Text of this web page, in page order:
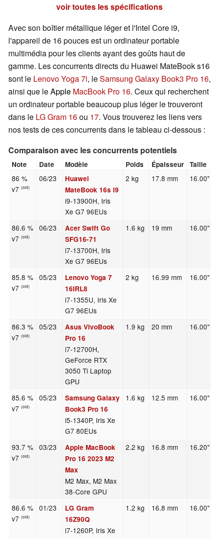
voir toutes les spécifications
Avec son boîtier métallique léger et l'Intel Core i9,
l'appareil de 16 pouces est un ordinateur portable
multimédia pour les clients ayant des goûts haut de
gamme. Les concurrents directs du Huawei MateBook s16
sont le Lenovo Yoga 7i, leSamsung Galaxy Book3 Pro 16,
ainsi que leApple MacBook Pro 16. Ceux qui recherchent
un ordinateur portable beaucoup plus léger le trouveront
dans le LG Gram 16ou 17. Vous trouverez les liens vers
nos tests de ces concurrents dans le tableau ci-dessous :
Comparaison avec les concurrents potentiels
Note Date Modèle Poids Épaisseur Taille
86 %
v7(old)
06/23
Huawei
MateBook 16s i9
i9-13900H, Iris
Xe G7 96EUs
2 kg 17.8 mm 16.00"
86.6 %
v7(old)
06/23
Acer Swift Go
SFG16-71
i7-13700H, Iris
Xe G7 96EUs
1.6 kg 19 mm 16.00"
85.8 %
v7(old)
05/23
Lenovo Yoga 7
16IRL8
i7-1355U, Iris Xe
G7 96EUs
2 kg 16.99 mm 16.00"
86.3 %
v7(old)
05/23
Asus VivoBook
Pro 16
i7-12700H,
GeForce RTX
3050 Ti Laptop
GPU
1.9 kg 20 mm 16.00"
85.6 %
v7(old)
05/23
Samsung Galaxy
Book3 Pro 16
i5-1340P, Iris Xe
G7 80EUs
1.6 kg 12.5 mm 16.00"
93.7 %
v7(old)
03/23
Apple MacBook
Pro 16 2023 M2
Max
M2 Max, M2 Max
38-Core GPU
2.2 kg 16.8 mm 16.20"
86.6 %
v7(old)
01/23
LG Gram
16Z90Q
i7-1260P, Iris Xe
1.2 kg 16.8 mm 16.00"